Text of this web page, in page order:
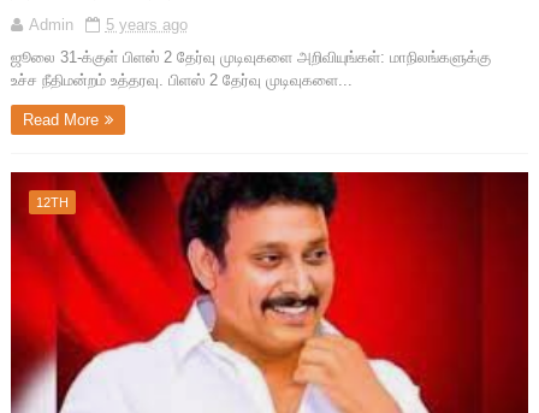
Admin
5 years ago
ஜூலை 31-க்குள் பிளஸ் 2 தேர்வு முடிவுகளை அறிவியுங்கள்: மாநிலங்களுக்கு
உச்ச நீதிமன்றம் உத்தரவு. பிளஸ் 2 தேர்வு முடிவுகளை...
Read More
12TH